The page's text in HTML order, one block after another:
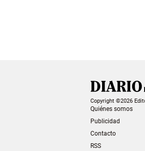
Copyright ©2026
Quiénes somos
Publicidad
Contacto
RSS